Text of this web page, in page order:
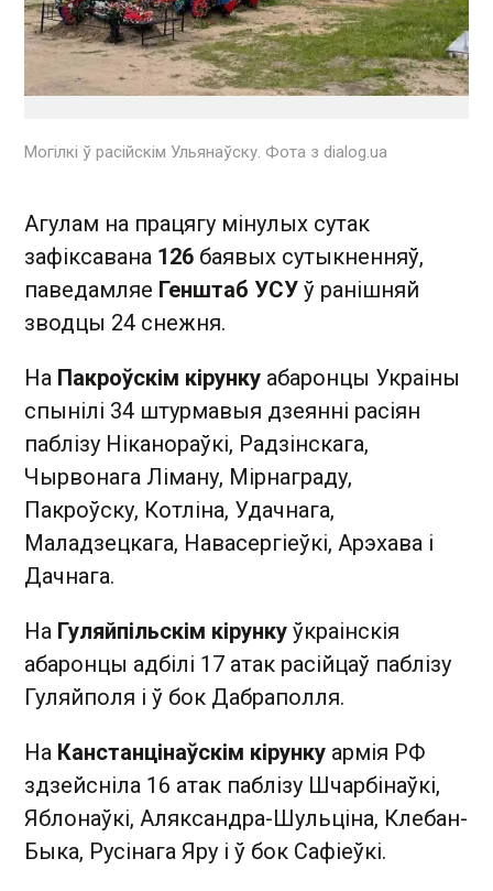
Могілкі ў расійскім Ульянаўску. Фота з dialog.ua
Агулам на працягу мінулых сутак
зафіксавана 126 баявых сутыкненняў,
паведамляе Генштаб УСУ ў ранішняй
зводцы 24 снежня.
На Пакроўскім кірунку абаронцы Украіны
спынілі 34 штурмавыя дзеянні расіян
паблізу Ніканораўкі, Радзінскага,
Чырвонага Ліману, Мірнаграду,
Пакроўску, Котліна, Удачнага,
Маладзецкага, Навасергіеўкі, Арэхава і
Дачнага.
На Гуляйпільскім кірунку ўкраінскія
абаронцы адбілі 17 атак расійцаў паблізу
Гуляйполя і ў бок Дабраполля.
На Канстанцінаўскім кірунку армія РФ
здзейсніла 16 атак паблізу Шчарбінаўкі,
Яблонаўкі, Аляксандра-Шульціна, Клебан-
Быка, Русінага Яру і ў бок Сафіеўкі.